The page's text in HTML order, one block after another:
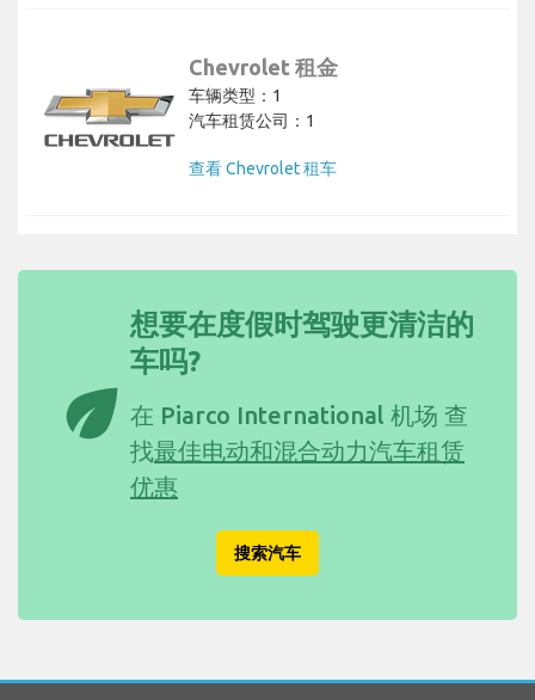
Chevrolet 租金
车辆类型：1
汽车租赁公司：1
查看 Chevrolet 租车
eco
想要在度假时驾驶更清洁的
车吗?
在 Piarco International 机场 查
找最佳电动和混合动力汽车租赁
优惠
搜索汽车